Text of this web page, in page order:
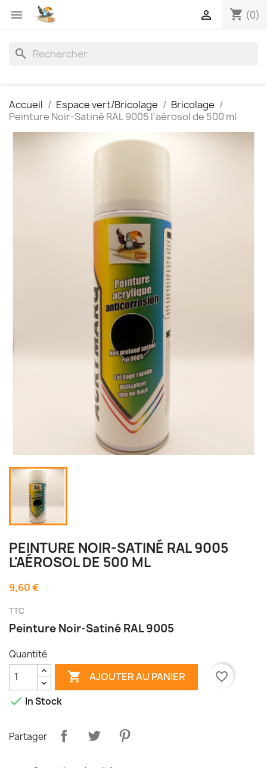
 shopping_cart (0)

search
Accueil Espace vert/Bricolage
Bricolage
Peinture Noir-Satiné RAL 9005 l'aérosol de 500 ml
PEINTURE NOIR-SATINÉ RAL 9005
L'AÉROSOL DE 500 ML
9,60 €
TTC
Peinture Noir-Satiné RAL 9005
Quantité
 AJOUTER AU PANIER
favorite_border
 In Stock
Partager